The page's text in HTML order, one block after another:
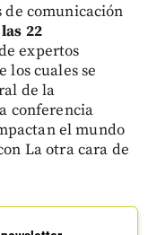
comunicación
22
expertos
los cuales se
de la
conferencia
el mundo
La otra cara de